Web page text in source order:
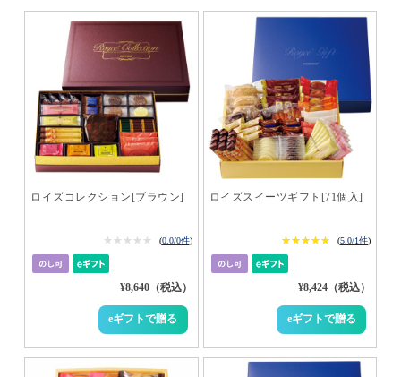
ロイズコレクション[ブラウン]
★★★★★
★★★★★ (0.0/0件)
¥8,640（税込）
ロイズスイーツギフト[71個入]
★★★★★
★★★★★ (5.0/1件)
¥8,424（税込）